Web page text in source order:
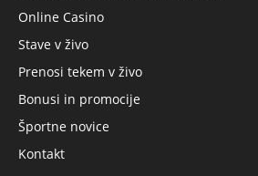
Online Casino
Stave v živo
Prenosi tekem v živo
Bonusi in promocije
Športne novice
Kontakt